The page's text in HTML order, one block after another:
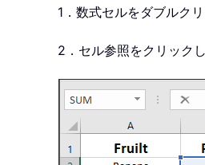
1．数式セルをダブルク
2．セル参照をクリック